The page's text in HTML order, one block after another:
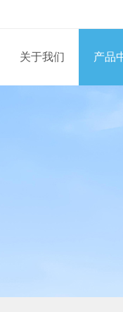
关于我们 产品